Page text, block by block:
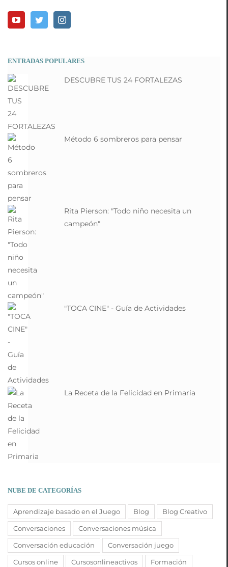
ENTRADAS POPULARES
DESCUBRE TUS 24 FORTALEZAS
Método 6 sombreros para pensar
Rita Pierson: "Todo niño necesita un
campeón"
"TOCA CINE" - Guía de Actividades
La Receta de la Felicidad en Primaria
NUBE DE CATEGORÍAS
Aprendizaje basado en el Juego Blog Blog Creativo
Conversaciones Conversaciones música
Conversación educación Conversación juego
Cursos online Cursosonlineactivos Formación